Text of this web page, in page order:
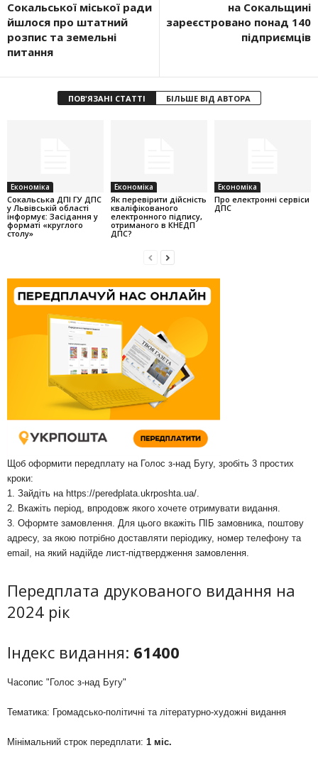
Сокальської міської ради
йшлося про штатний
розпис та земельні
питання
на Сокальщині
зареєстровано понад 140
підприємців
ПОВ'ЯЗАНІ СТАТТІ БІЛЬШЕ ВІД АВТОРА
Економіка
Cокальська ДПІ ГУ ДПС
у Львівській області
інформує: Засідання у
форматі «круглого
столу»
Економіка
Як перевірити дійсність
кваліфікованого
електронного підпису,
отриманого в КНЕДП
ДПС?
Економіка
Про електронні сервіси
ДПС
Щоб оформити передплату на Голос з-над Бугу, зробіть 3 простих
кроки:
1. Зайдіть на https://peredplata.ukrposhta.ua/
2. Вкажіть період, впродовж якого хочете отримувати видання.
3. Оформте замовлення. Для цього вкажіть ПІБ замовника, поштову
адресу, за якою потрібно доставляти періодику, номер телефону та
email, на який надійде лист-підтвердження замовлення.
Передплата друкованого видання на
2024 рік
Індекс видання: 61400
Часопис "Голос з-над Бугу"
Тематика: Громадсько-політичні та літературно-художні видання
Мінімальний строк передплати: 1 міс.